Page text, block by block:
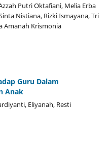
Putri Oktafiani, Melia Erba
Nistiana, Rizki Ismayana, Tri
Amanah Krismonia
Guru Dalam
Anak
Eliyanah, Resti